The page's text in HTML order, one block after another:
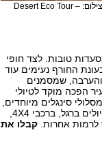
(צילום: Desert Eco Tour –
טובות. לצד חופי
החורף נעימים עוד
והערבה, שמסמנים
הפכה מוקד לטיולי
סינגלים מיוחדים,
שיחד הפכו לגן עדן לחובבי האקסטרים והשטח. שילוב של טיולים ברגל, ברכבי 4X4,
לרמות אחרות. קבלו את